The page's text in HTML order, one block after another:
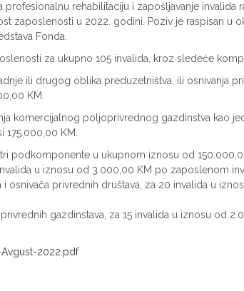
rehabilitaciju i zapošljavanje invalida
zaposlenosti u 2022. godini. Poziv je raspisan u
Fonda.
za ukupno 105 invalida, kroz sledeće
ili drugog oblika preduzetništva, ili osnivanja
KM.
komercijalnog poljoprivrednog gazdinstva kao
175.000,00 KM.
podkomponente u ukupnom iznosu od
u iznosu od 3.000,00 KM po zaposlenom
osnivača privrednih društava, za 20 invalida u
gazdinstava, za 15 invalida u iznosu od
2022.pdf